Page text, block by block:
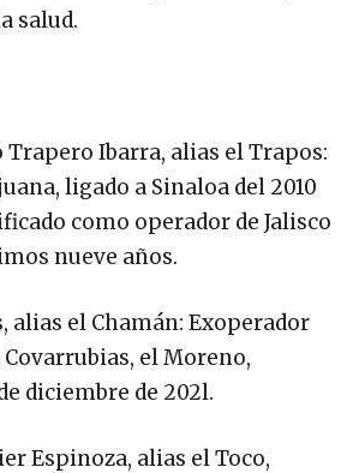
salud.
Trapero Ibarra, alias el Trapos:
ligado a Sinaloa del 2010
como operador de Jalisco
nueve años.
alias el Chamán: Exoperador
Covarrubias, el Moreno,
diciembre de 202l.
Espinoza, alias el Toco,